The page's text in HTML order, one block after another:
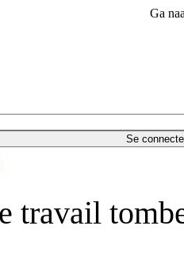
Ga
Se
travail